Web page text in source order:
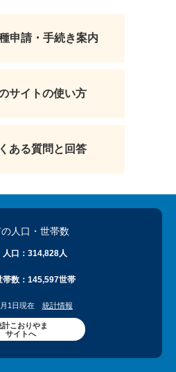
申請・手続き案内
サイトの使い方
ある質問と回答
人口 ・世帯数
人口： 314,828人
帯数： 145,597世帯
1日現在 統計情報
計こおりやま
サイトへ